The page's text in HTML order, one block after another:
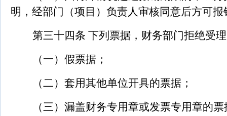
明，经部门（项目）负责人审核同意后方可报
第三十四条 下列票据，财务部门拒绝受
（一）假票据；
（二）套用其他单位开具的票据；
（三）漏盖财务专用章或发票专用章的